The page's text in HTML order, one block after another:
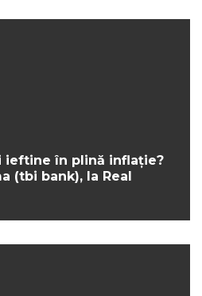
ieftine în plină inflație?
(tbi bank), la Real